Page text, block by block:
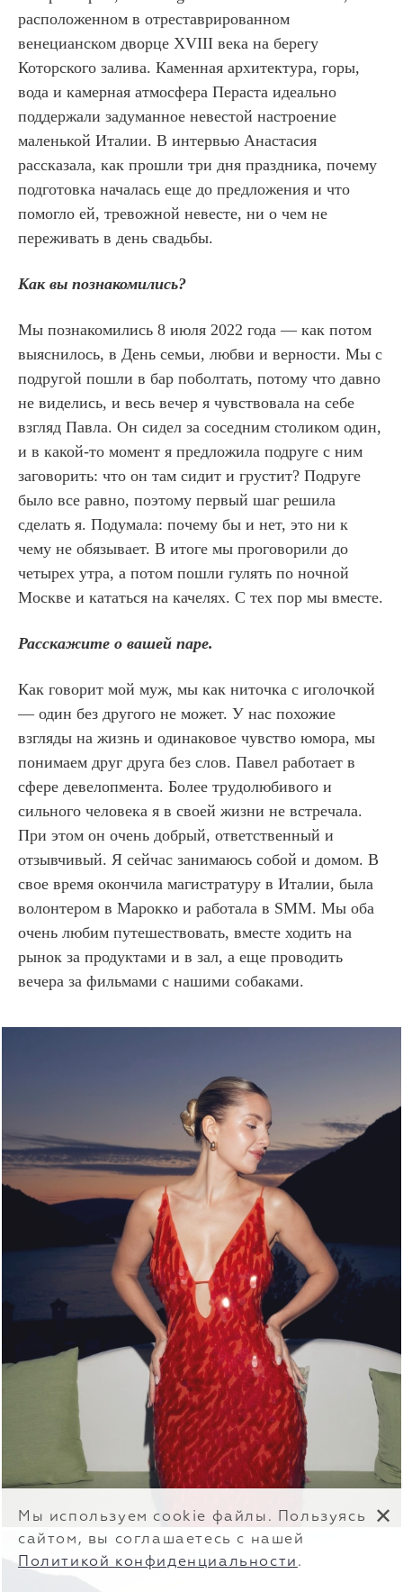
расположенном в отреставрированном
венецианском дворце XVIII века на берегу
Которского залива. Каменная архитектура, горы,
вода и камерная атмосфера Пераста идеально
поддержали задуманное невестой настроение
маленькой Италии. В интервью Анастасия
рассказала, как прошли три дня праздника, почему
подготовка началась еще до предложения и что
помогло ей, тревожной невесте, ни о чем не
переживать в день свадьбы.
Как вы познакомились?
Мы познакомились 8 июля 2022 года — как потом
выяснилось, в День семьи, любви и верности. Мы с
подругой пошли в бар поболтать, потому что давно
не виделись, и весь вечер я чувствовала на себе
взгляд Павла. Он сидел за соседним столиком один,
и в какой-то момент я предложила подруге с ним
заговорить: что он там сидит и грустит? Подруге
было все равно, поэтому первый шаг решила
сделать я. Подумала: почему бы и нет, это ни к
чему не обязывает. В итоге мы проговорили до
четырех утра, а потом пошли гулять по ночной
Москве и кататься на качелях. С тех пор мы вместе.
Расскажите о вашей паре.
Как говорит мой муж, мы как ниточка с иголочкой
— один без другого не может. У нас похожие
взгляды на жизнь и одинаковое чувство юмора, мы
понимаем друг друга без слов. Павел работает в
сфере девелопмента. Более трудолюбивого и
сильного человека я в своей жизни не встречала.
При этом он очень добрый, ответственный и
отзывчивый. Я сейчас занимаюсь собой и домом. В
свое время окончила магистратуру в Италии, была
волонтером в Марокко и работала в SMM. Мы оба
очень любим путешествовать, вместе ходить на
рынок за продуктами и в зал, а еще проводить
вечера за фильмами с нашими собаками.
Мы используем cookie файлы. Пользуясь
сайтом, вы соглашаетесь с нашей
Политикой конфиденциальности .
✕